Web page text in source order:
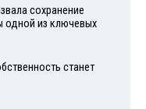
сохранение
одной из ключевых
станет